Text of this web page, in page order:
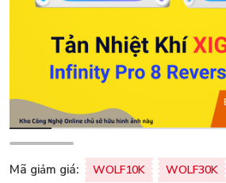
Mã giảm giá: WOLF10K WOLF30K